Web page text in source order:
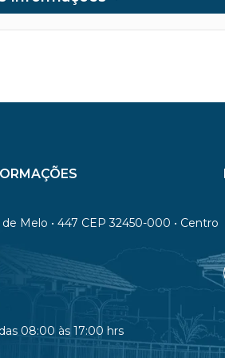
Melo • 447 CEP 32450-000 • Centro
08:00 às 17:00 hrs